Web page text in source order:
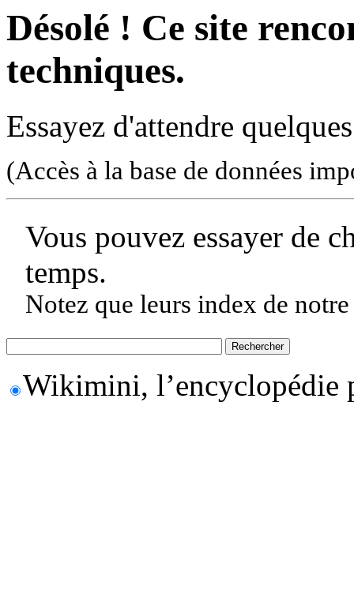
Désolé ! Ce site
techniques.
Essayez d'attendre
(Accès à la base de données
Vous pouvez essayer de
temps.
Notez que leurs index de
Wikimini, l’encyclopédie